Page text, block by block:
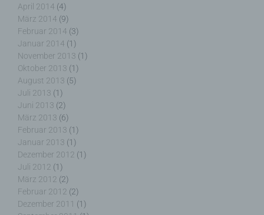
April 2014 (4)
März 2014 (9)
Februar 2014 (3)
Januar 2014 (1)
November 2013 (1)
Oktober 2013 (1)
August 2013 (5)
Juli 2013 (1)
Juni 2013 (2)
März 2013 (6)
Februar 2013 (1)
Januar 2013 (1)
Dezember 2012 (1)
Juli 2012 (1)
März 2012 (2)
Februar 2012 (2)
Dezember 2011 (1)
Einwilligung ist jede von der betroffenen Person
freiwillig für den bestimmten Fall in informierter
Weise und unmissverständlich abgegebene
Willensbekundung in Form einer Erklärung oder
einer sonstigen eindeutigen bestätigenden
Handlung, mit der die betroffene Person zu
verstehen gibt, dass sie mit der Verarbeitung der
sie betreffenden personenbezogenen Daten
einverstanden ist.
Name und Anschrift des für die Verarbeitung
Verantwortlichen
Verantwortlicher im Sinne der Datenschutz-